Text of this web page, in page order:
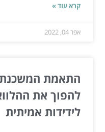
קרא עוד »
אפר 04, 2022
התאמת
להפוך את
לידידות אמיתית